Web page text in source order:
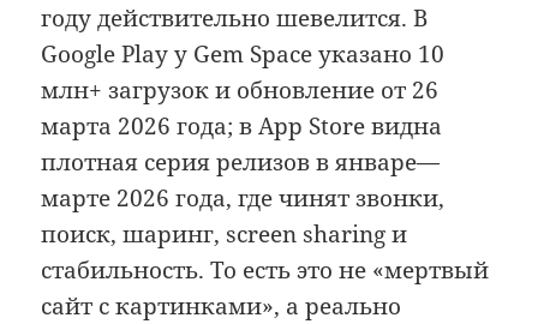
году действительно шевелится. В
Google Play у Gem Space указано 10
млн+ загрузок и обновление от 26
марта 2026 года; в App Store видна
плотная серия релизов в январе—
марте 2026 года, где чинят звонки,
поиск, шаринг, screen sharing и
стабильность. То есть это не «мертвый
сайт с картинками», а реально